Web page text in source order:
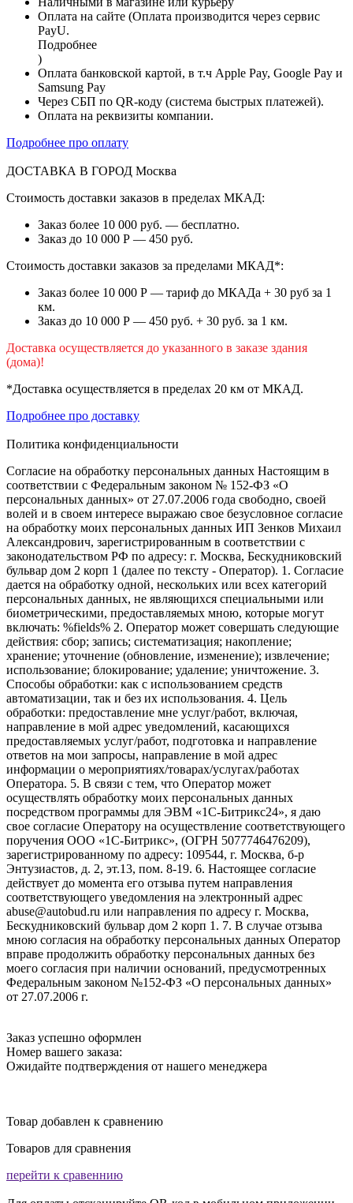
Оплата на сайте (Оплата производится через сервис
PayU.
Подробнее
)
Оплата банковской картой, в т.ч Apple Pay, Google Pay и
Samsung Pay
Через СБП по QR-коду (система быстрых платежей).
Оплата на реквизиты компании.
Подробнее про оплату
ДОСТАВКА В ГОРОД Москва
Стоимость доставки заказов в пределах МКАД:
Заказ более 10 000 руб. — бесплатно.
Заказ до 10 000 Р — 450 руб.
Стоимость доставки заказов за пределами МКАД*:
Заказ более 10 000 Р — тариф до МКАДа + 30 руб за 1
км.
Заказ до 10 000 Р — 450 руб. + 30 руб. за 1 км.
Доставка осуществляется до указанного в заказе здания
(дома)!
*Доставка осуществляется в пределах 20 км от МКАД.
Подробнее про доставку
Политика конфиденциальности
Согласие на обработку персональных данных Настоящим в
соответствии с Федеральным законом № 152-ФЗ «О
персональных данных» от 27.07.2006 года свободно, своей
волей и в своем интересе выражаю свое безусловное согласие
на обработку моих персональных данных ИП Зенков Михаил
Александрович, зарегистрированным в соответствии с
законодательством РФ по адресу: г. Москва, Бескудниковский
бульвар дом 2 корп 1 (далее по тексту - Оператор). 1. Согласие
дается на обработку одной, нескольких или всех категорий
персональных данных, не являющихся специальными или
биометрическими, предоставляемых мною, которые могут
включать: %fields% 2. Оператор может совершать следующие
действия: сбор; запись; систематизация; накопление;
хранение; уточнение (обновление, изменение); извлечение;
использование; блокирование; удаление; уничтожение. 3.
Способы обработки: как с использованием средств
автоматизации, так и без их использования. 4. Цель
обработки: предоставление мне услуг/работ, включая,
направление в мой адрес уведомлений, касающихся
предоставляемых услуг/работ, подготовка и направление
ответов на мои запросы, направление в мой адрес
информации о мероприятиях/товарах/услугах/работах
Оператора. 5. В связи с тем, что Оператор может
осуществлять обработку моих персональных данных
посредством программы для ЭВМ «1С-Битрикс24», я даю
свое согласие Оператору на осуществление соответствующего
поручения ООО «1С-Битрикс», (ОГРН 5077746476209),
зарегистрированному по адресу: 109544, г. Москва, б-р
Энтузиастов, д. 2, эт.13, пом. 8-19. 6. Настоящее согласие
действует до момента его отзыва путем направления
соответствующего уведомления на электронный адрес
abuse@autobud.ru или направления по адресу г. Москва,
Бескудниковский бульвар дом 2 корп 1. 7. В случае отзыва
мною согласия на обработку персональных данных Оператор
вправе продолжить обработку персональных данных без
моего согласия при наличии оснований, предусмотренных
Федеральным законом №152-ФЗ «О персональных данных»
от 27.07.2006 г.
Заказ успешно оформлен
Номер вашего заказа:
Ожидайте подтверждения от нашего менеджера
Товар добавлен к сравнению
Товаров для сравнения
перейти к сравеннию